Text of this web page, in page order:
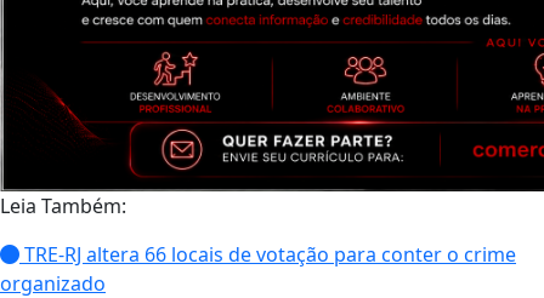
Leia Também:
TRE-RJ altera 66 locais de votação para conter o crime
organizado